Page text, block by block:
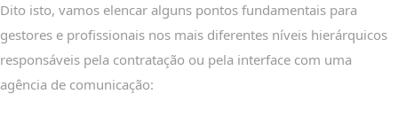
Dito isto, vamos elencar alguns pontos fundamentais para
gestores e profissionais nos mais diferentes níveis hierárquicos
responsáveis pela contratação ou pela interface com uma
agência de comunicação: